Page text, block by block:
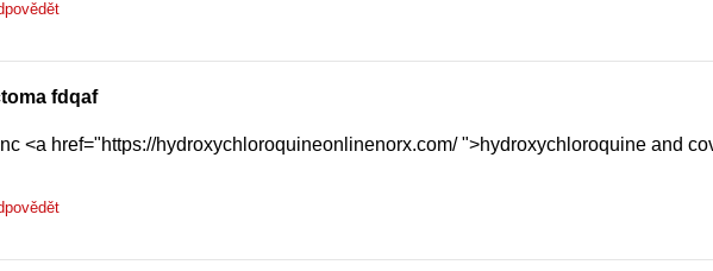
fdqaf
<a href="https://hydroxychloroquineonlinenorx.com/ ">hydroxychloroquine and